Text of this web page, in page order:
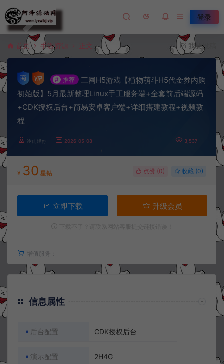
登录
首页 手游资源 正文 我要投稿
# 推荐
三网H5游戏【植物萌斗H5代金券内购
初始版】5月最新整理Linux手工服务端+全套前后端源码
+CDK授权后台+简易安卓客户端+详细搭建教程+视频教
程
冷雨泽ღ 2026-05-08 3,537
¥ 30 星钻 点赞 (0) 收藏 (0)
立即下载 升级会员
增值服务：
信息属性
后台配置 CDK授权后台
演示配置 2H4G